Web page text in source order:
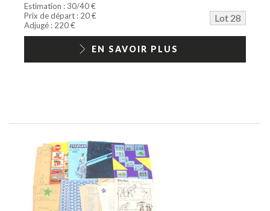
Estimation : 30/40 €
Prix de départ : 20 €
Lot 28
Adjugé : 220 €
EN SAVOIR PLUS